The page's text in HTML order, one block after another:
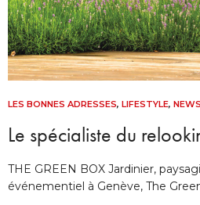
LES BONNES ADRESSES, LIFESTYLE, NEWS
Le spécialiste du
THE GREEN BOX Jardinier,
événementiel à Genève, The